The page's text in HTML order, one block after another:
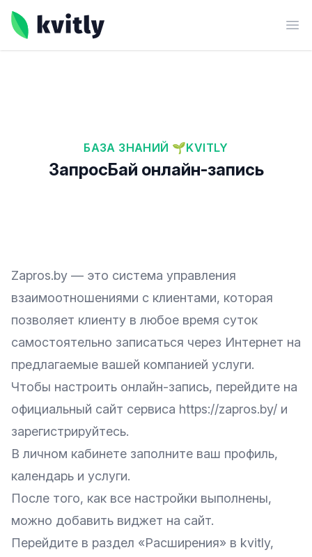
kvitly
БАЗА ЗНАНИЙ 🌱KVITLY
ЗапросБай онлайн-запись
Zapros.by — это система управления
взаимоотношениями с клиентами, которая
позволяет клиенту в любое время суток
самостоятельно записаться через Интернет на
предлагаемые вашей компанией услуги.
Чтобы настроить онлайн-запись, перейдите на
официальный сайт сервиса https://zapros.by/ и
зарегистрируйтесь.
В личном кабинете заполните ваш профиль,
календарь и услуги.
После того, как все настройки выполнены,
можно добавить виджет на сайт.
Перейдите в раздел «Расширения» в kvitly,